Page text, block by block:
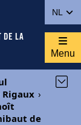
NL
DE LA
Menu
›
de